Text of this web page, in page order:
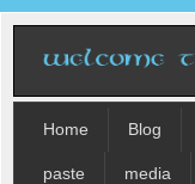
Home Blog
paste media